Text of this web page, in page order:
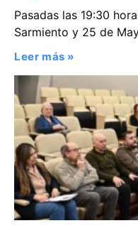
Pasadas las 19:30
Sarmiento y 25 de
Leer más »